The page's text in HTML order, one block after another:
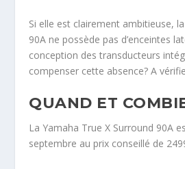
Si elle est clairement ambitieuse,
90A ne possède pas d’enceintes
conception des transducteurs
compenser cette absence? A
QUAND ET
La Yamaha True X Surround 90A
septembre au prix conseillé de